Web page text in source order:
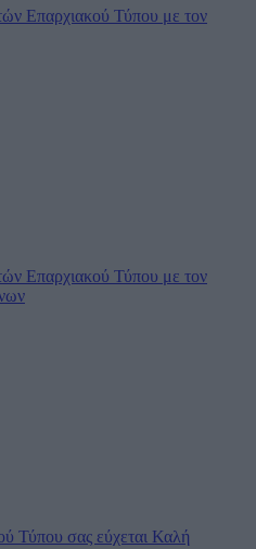
Επαρχιακού Τύπου με τον
Επαρχιακού Τύπου με τον
Τύπου σας εύχεται Καλή